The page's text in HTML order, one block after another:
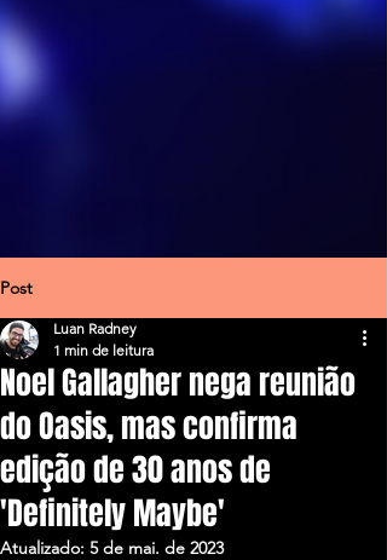
Post
Noel Gallagher nega reunião
do Oasis, mas confirma
edição de 30 anos de
'Definitely Maybe'
Luan Radney
1 min de leitura
Atualizado: 5 de mai. de 2023